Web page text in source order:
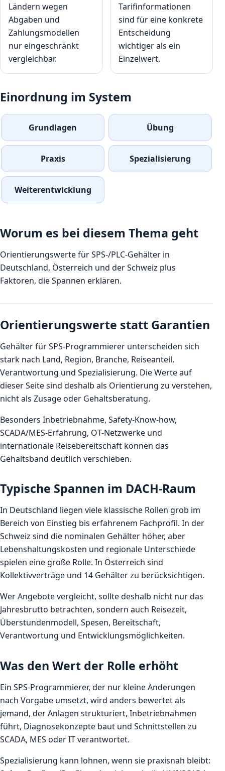
Ländern wegen
Abgaben und
Zahlungsmodellen
nur eingeschränkt
vergleichbar.
Tarifinformationen
sind für eine konkrete
Entscheidung
wichtiger als ein
Einzelwert.
Einordnung im System
Grundlagen Übung
Praxis Spezialisierung
Weiterentwicklung
Worum es bei diesem Thema geht
Orientierungswerte für SPS-/PLC-Gehälter in
Deutschland, Österreich und der Schweiz plus
Faktoren, die Spannen erklären.
Orientierungswerte statt Garantien
Gehälter für SPS-Programmierer unterscheiden sich
stark nach Land, Region, Branche, Reiseanteil,
Verantwortung und Spezialisierung. Die Werte auf
dieser Seite sind deshalb als Orientierung zu verstehen,
nicht als Zusage oder Gehaltsberatung.
Besonders Inbetriebnahme, Safety-Know-how,
SCADA/MES-Erfahrung, OT-Netzwerke und
internationale Reisebereitschaft können das
Gehaltsband deutlich verschieben.
Typische Spannen im DACH-Raum
In Deutschland liegen viele klassische Rollen grob im
Bereich von Einstieg bis erfahrenem Fachprofil. In der
Schweiz sind die nominalen Gehälter höher, aber
Lebenshaltungskosten und regionale Unterschiede
spielen eine große Rolle. In Österreich sind
Kollektivverträge und 14 Gehälter zu berücksichtigen.
Wer Angebote vergleicht, sollte deshalb nicht nur das
Jahresbrutto betrachten, sondern auch Reisezeit,
Überstundenmodell, Spesen, Bereitschaft,
Verantwortung und Entwicklungsmöglichkeiten.
Was den Wert der Rolle erhöht
Ein SPS-Programmierer, der nur kleine Änderungen
nach Vorgabe umsetzt, wird anders bewertet als
jemand, der Anlagen strukturiert, Inbetriebnahmen
führt, Diagnosekonzepte baut und Schnittstellen zu
SCADA, MES oder IT verantwortet.
Spezialisierung kann lohnen, wenn sie praxisnah bleibt: